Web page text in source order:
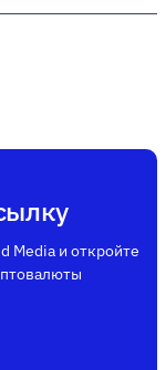
Media и откройте